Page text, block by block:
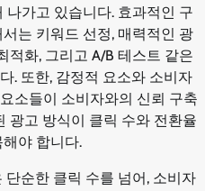
가고 있습니다. 효과적인 구
는 키워드 선정, 매력적인 광
적화, 그리고 A/B 테스트 같은
. 또한, 감정적 요소와 소비자
소들이 소비자와의 신뢰 구축
광고 방식이 클릭 수와 전환율
야 합니다.
순한 클릭 수를 넘어, 소비자